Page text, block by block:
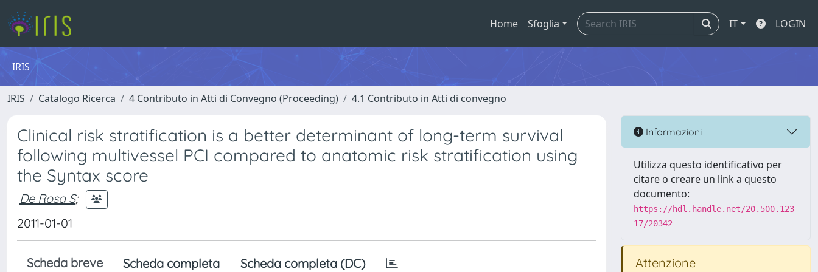
Home Sfoglia IT LOGIN
IRIS
IRIS Catalogo Ricerca 4 Contributo in Atti di Convegno (Proceeding) 4.1 Contributo in Atti di convegno
Clinical risk stratification is a better determinant of long-term survival
following multivessel PCI compared to anatomic risk stratification using
the Syntax score
De Rosa S;
2011-01-01
Scheda breve Scheda completa Scheda completa (DC)
Informazioni
Utilizza questo identificativo per
citare o creare un link a questo
documento:
https://hdl.handle.net/20.500.123
17/20342
Attenzione